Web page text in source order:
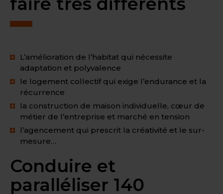
L’amélioration de l’habitat qui nécessite
adaptation et polyvalence
le logement collectif qui exige l’endurance et la
récurrence
la construction de maison individuelle, cœur de
métier de l’entreprise et marché en tension
l’agencement qui prescrit la créativité et le sur-
mesure…
Conduire et
paralléliser 140